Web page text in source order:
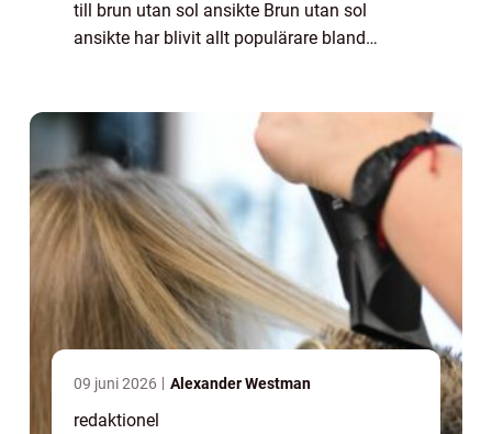
till brun utan sol ansikte Brun utan sol
ansikte har blivit allt populärare bland
09 juni 2026 Alexander Westman
redaktionel